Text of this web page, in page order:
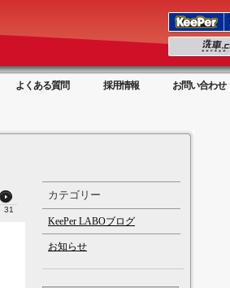
よくある質問 採用情報 お問い合わせ
31
カテゴリー
KeePer LABOブログ
お知らせ